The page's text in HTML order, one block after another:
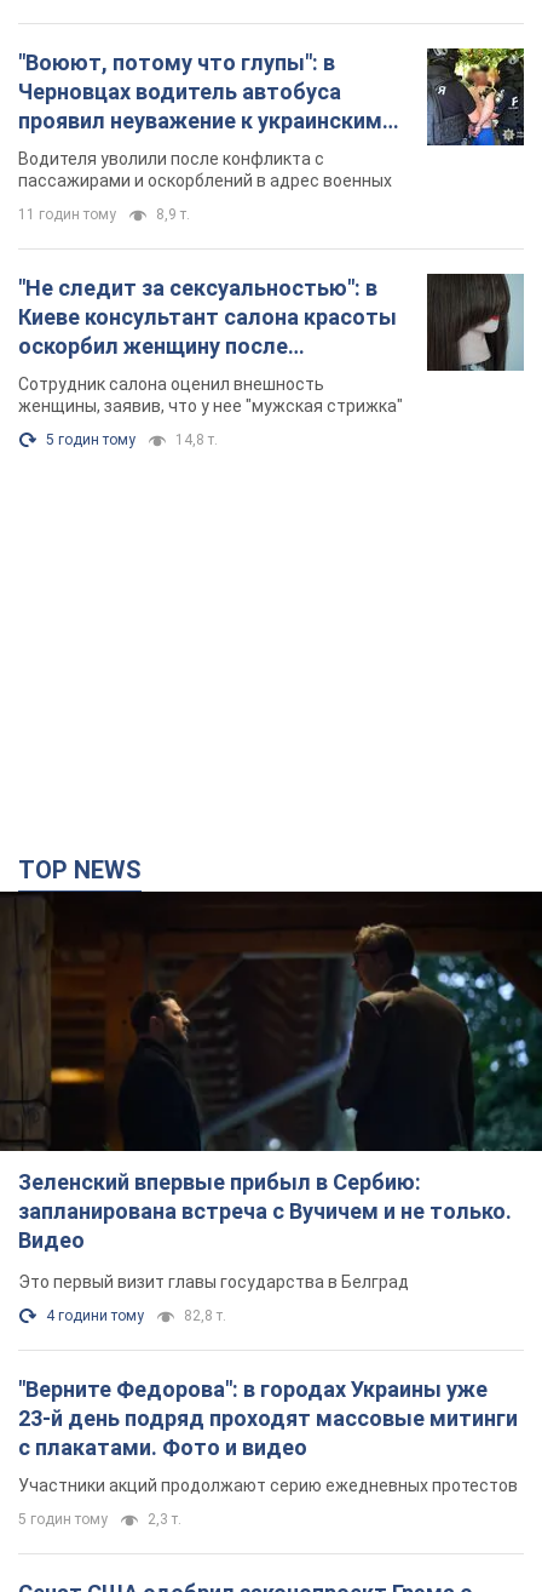
"Воюют, потому что глупы": в
Черновцах водитель автобуса
проявил неуважение к украинским
военным и поплатился за это.
Видео
Водителя уволили после конфликта с
пассажирами и оскорблений в адрес военных
11 годин тому 8,9 т.
"Не следит за сексуальностью": в
Киеве консультант салона красоты
оскорбил женщину после
химиотерапии, разгорелся скандал.
Фото
Сотрудник салона оценил внешность
женщины, заявив, что у нее "мужская стрижка"
5 годин тому 14,8 т.
TOP NEWS
Зеленский впервые прибыл в Сербию:
запланирована встреча с Вучичем и не только.
Видео
Это первый визит главы государства в Белград
4 години тому 82,8 т.
"Верните Федорова": в городах Украины уже
23-й день подряд проходят массовые митинги
с плакатами. Фото и видео
Участники акций продолжают серию ежедневных протестов
5 годин тому 2,3 т.